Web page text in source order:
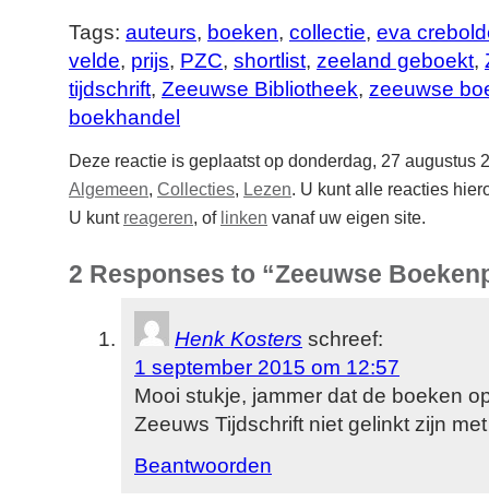
Tags: auteurs, boeken, collectie, eva
velde, prijs, PZC, shortlist, zeeland geboekt,
tijdschrift, Zeeuwse Bibliotheek, zeeuwse
boekhandel
Deze reactie is geplaatst op donderdag, 27 augustus
Algemeen, Collecties, Lezen. U kunt alle reacties
U kunt reageren, of linken vanaf uw eigen site.
2 Responses to “Zeeuwse
Henk Kosters schreef:
1 september 2015 om 12:57
Mooi stukje, jammer dat de boeken
Zeeuws Tijdschrift niet gelinkt zijn
Beantwoorden